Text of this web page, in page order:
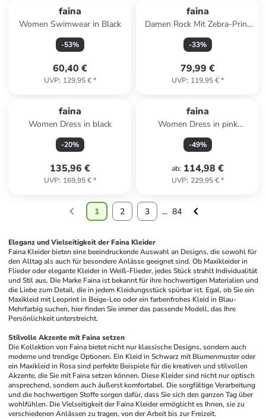
faina
Women Swimwear in Black
-53%
60,40 €
UVP: 129,95 €*
faina
Damen Rock Mit Zebra-Print
in Weiss Schwarz
-33%
79,99 €
UVP: 119,95 €*
faina
Women Dress in black
-20%
135,96 €
UVP: 169,95 €*
faina
Women Dress in pink
multicolor
-49%
ab: 114,98 €
UVP: 229,95 €*
1 2 3 ... 84
Eleganz und Vielseitigkeit der Faina Kleider
Faina Kleider bieten eine beeindruckende Auswahl an Designs, die sowohl für
den Alltag als auch für besondere Anlässe geeignet sind. Ob Maxikleider in
Flieder oder elegante Kleider in Weiß-Flieder, jedes Stück strahlt Individualität
und Stil aus. Die Marke Faina ist bekannt für ihre hochwertigen Materialien und
die Liebe zum Detail, die in jedem Kleidungsstück spürbar ist. Egal, ob Sie ein
Maxikleid mit Leoprint in Beige-Leo oder ein farbenfrohes Kleid in Blau-
Mehrfarbig suchen, hier finden Sie immer das passende Modell, das Ihre
Persönlichkeit unterstreicht.
Stilvolle Akzente mit Faina setzen
Die Kollektion von Faina bietet nicht nur klassische Designs, sondern auch
moderne und trendige Optionen. Ein Kleid in Schwarz mit Blumenmuster oder
ein Maxikleid in Rosa sind perfekte Beispiele für die kreativen und stilvollen
Akzente, die Sie mit Faina setzen können. Diese Kleider sind nicht nur optisch
ansprechend, sondern auch äußerst komfortabel. Die sorgfältige Verarbeitung
und die hochwertigen Stoffe sorgen dafür, dass Sie sich den ganzen Tag über
wohlfühlen. Die Vielseitigkeit der Faina Kleider ermöglicht es Ihnen, sie zu
verschiedenen Anlässen zu tragen, von der Arbeit bis zur Freizeit.